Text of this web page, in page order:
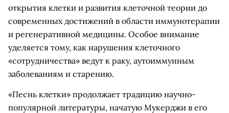
открытия клетки и развития клеточной теории до
современных достижений в области иммунотерапии
и регенеративной медицины. Особое внимание
уделяется тому, как нарушения клеточного
«сотрудничества» ведут к раку, аутоиммунным
заболеваниям и старению.
«Песнь клетки» продолжает традицию научно-
популярной литературы, начатую Мукерджи в его